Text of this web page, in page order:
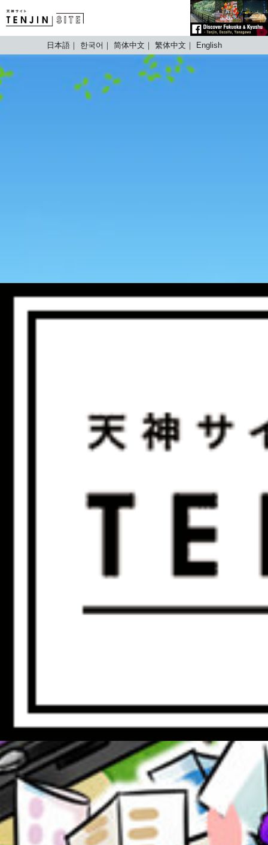
TENJIN SITE
日本語 한국어 简体中文 繁体中文 English